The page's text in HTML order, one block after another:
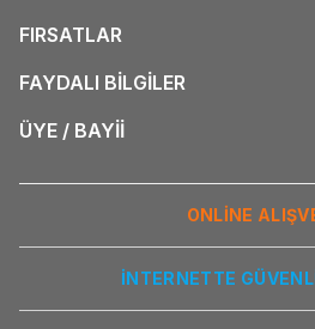
FIRSATLAR
FAYDALI BİLGİLER
ÜYE / BAYİİ
ONLİNE
İNTERNETTE